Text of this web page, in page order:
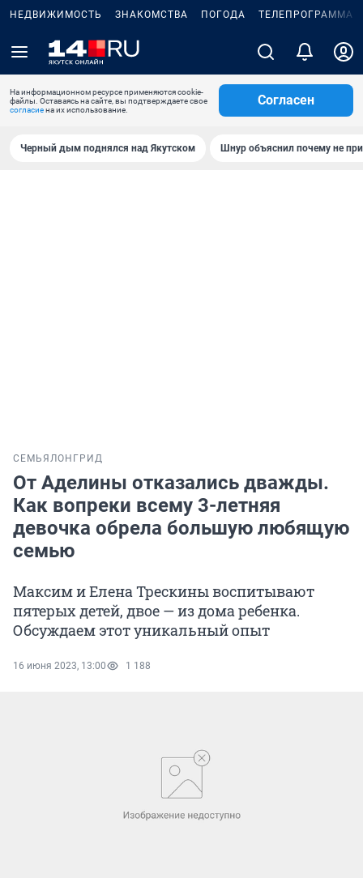
НЕДВИЖИМОСТЬ ЗНАКОМСТВА ПОГОДА ТЕЛЕПРОГРАММА
На информационном ресурсе применяются cookie-
файлы. Оставаясь на сайте, вы подтверждаете свое
согласиена их использование.
Согласен
Черный дым поднялся над Якутском Шнур объяснил почему не
СЕМЬЯ ЛОНГРИД
От Аделины отказались дважды.
Как вопреки всему 3-летняя
девочка обрела большую любящую
семью
Максим и Елена Трескины воспитывают
пятерых детей, двое — из дома ребенка.
Обсуждаем этот уникальный опыт
16 июня 2023, 13:00 1 188